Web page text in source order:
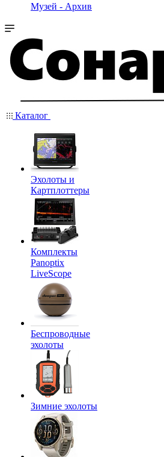
Музей - Архив
Каталог
Эхолоты и
Картплоттеры
Комплекты
Panoptix
LiveScope
Беспроводные
эхолоты
Зимние эхолоты